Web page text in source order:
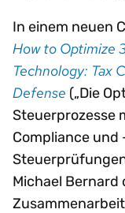
In einem neuen
How to Optimize
Technology: Tax
Defense („Die
Steuerprozesse
Compliance
Michael Bernard